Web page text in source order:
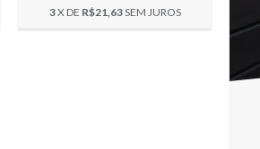
3X DE R$21,63SEM JUROS